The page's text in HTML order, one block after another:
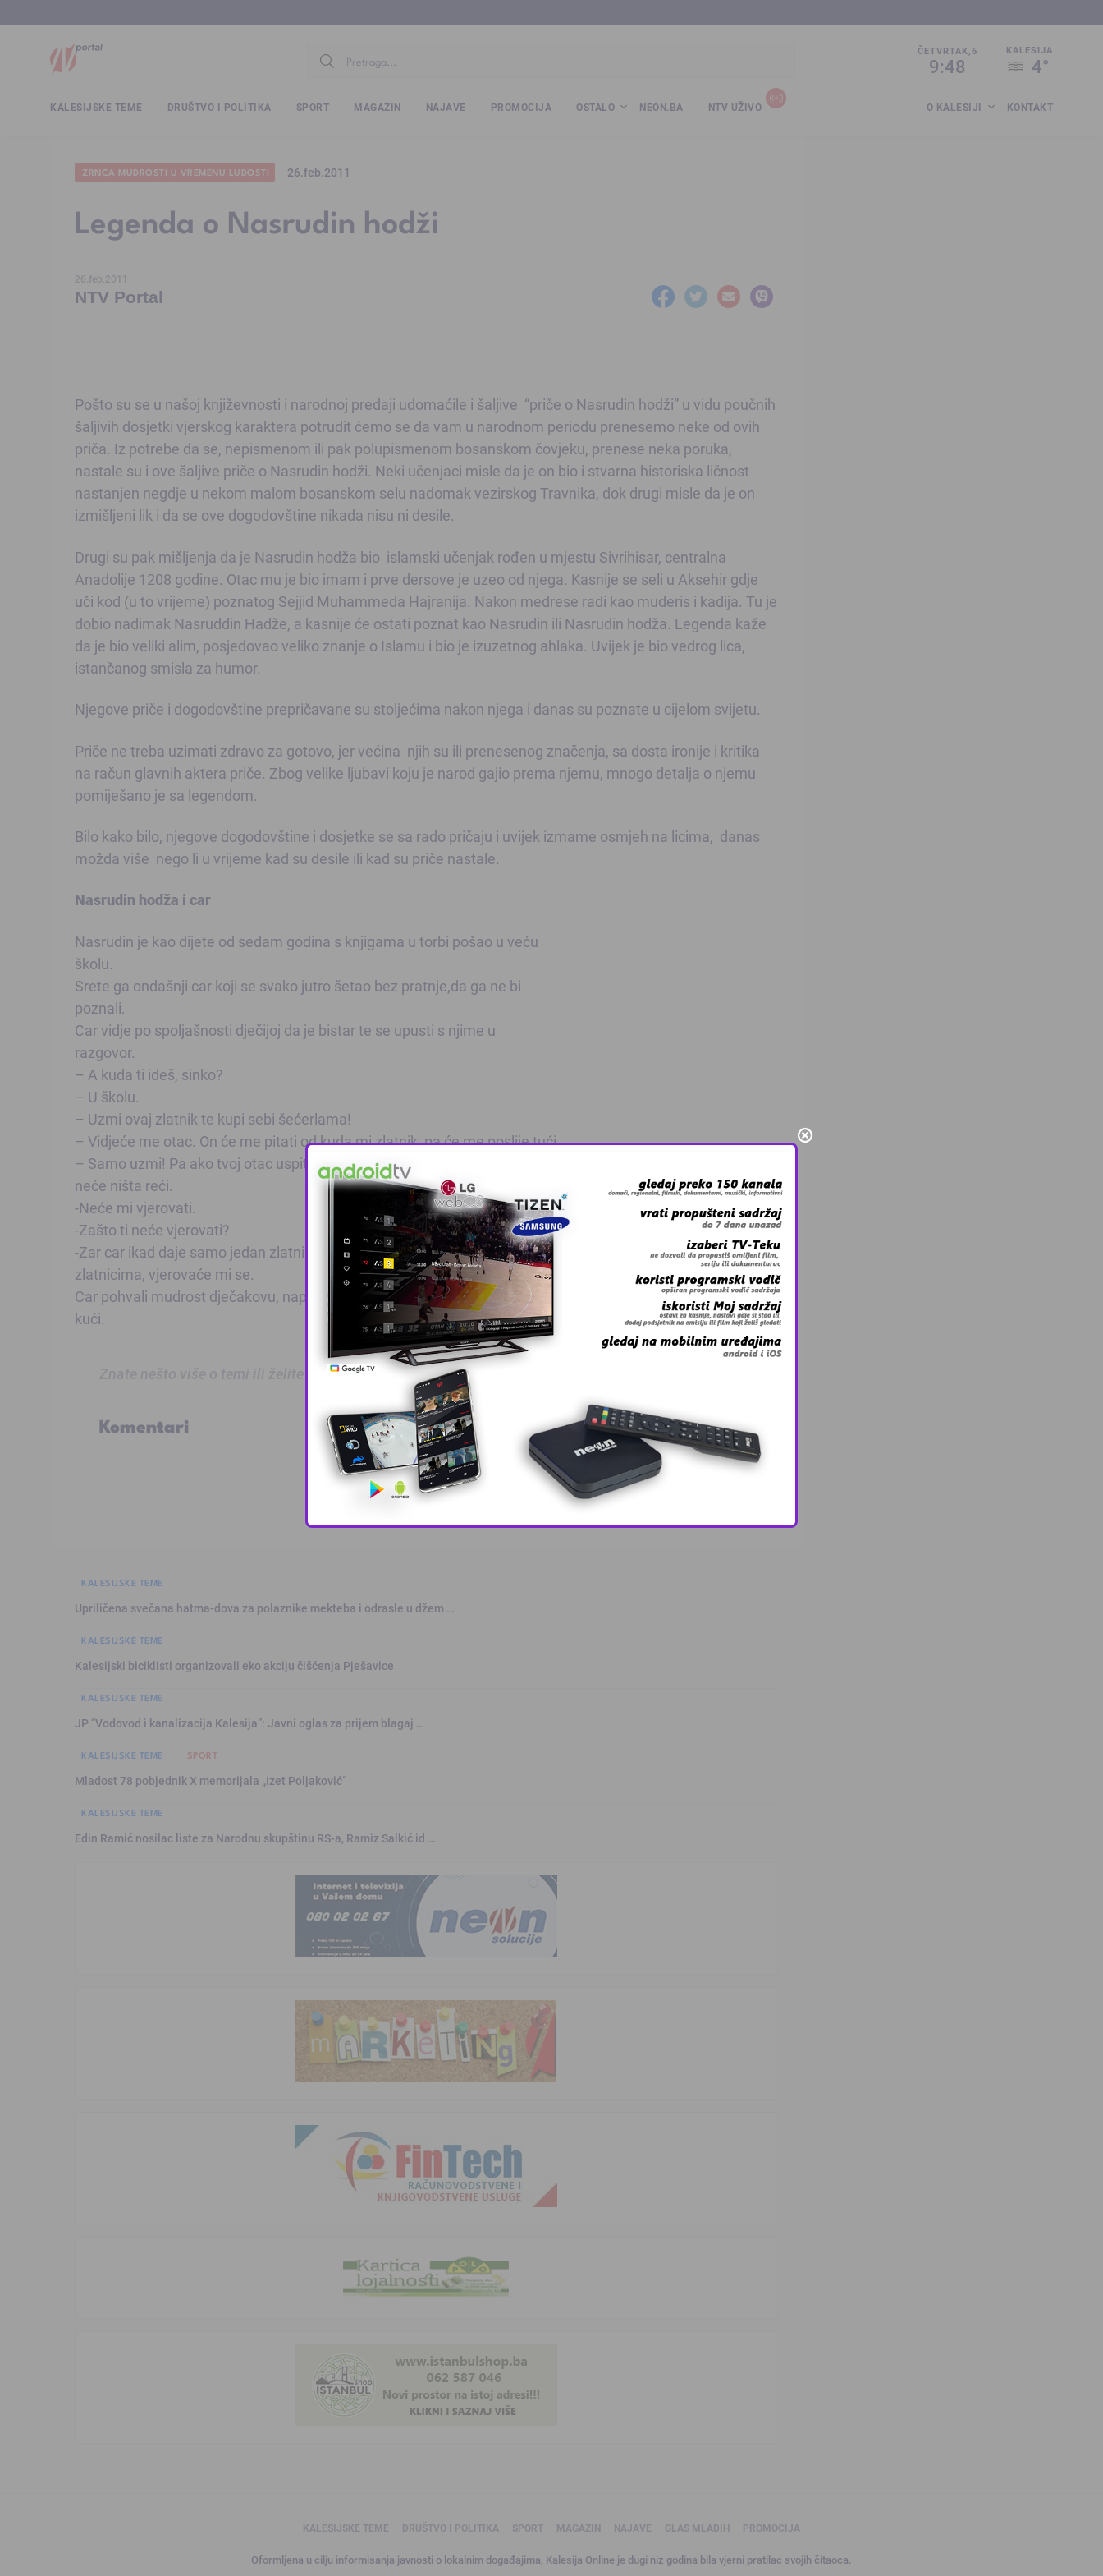
ČETVRTAK,6
9:48
KALESIJA
4°
KALESIJSKE TEME DRUŠTVO I POLITIKA SPORT MAGAZIN NAJAVE PROMOCIJA OSTALO NEON.BA NTV UŽIVO O KALESIJI KONTAKT
ZRNCA MUDROSTI U VREMENU LUDOSTI 26.feb.2011
Legenda o Nasrudin hodži
26.feb.2011
NTV Portal
Pošto su se u našoj književnosti i narodnoj predaji udomaćile i šaljive “priče o Nasrudin hodži” u vidu poučnih
šaljivih dosjetki vjerskog karaktera potrudit ćemo se da vam u narodnom periodu prenesemo neke od ovih
priča. Iz potrebe da se, nepismenom ili pak polupismenom bosanskom čovjeku, prenese neka poruka,
nastale su i ove šaljive priče o Nasrudin hodži. Neki učenjaci misle da je on bio i stvarna historiska ličnost
nastanjen negdje u nekom malom bosanskom selu nadomak vezirskog Travnika, dok drugi misle da je on
izmišljeni lik i da se ove dogodovštine nikada nisu ni desile.
Drugi su pak mišljenja da je Nasrudin hodža bio islamski učenjak rođen u mjestu Sivrihisar, centralna
Anadolije 1208 godine. Otac mu je bio imam i prve dersove je uzeo od njega. Kasnije se seli u Aksehir gdje
uči kod (u to vrijeme) poznatog Sejjid Muhammeda Hajranija. Nakon medrese radi kao muderis i kadija. Tu je
dobio nadimak Nasruddin Hadže, a kasnije će ostati poznat kao Nasrudin ili Nasrudin hodža. Legenda kaže
da je bio veliki alim, posjedovao veliko znanje o Islamu i bio je izuzetnog ahlaka. Uvijek je bio vedrog lica,
istančanog smisla za humor.
Njegove priče i dogodovštine prepričavane su stoljećima nakon njega i danas su poznate u cijelom svijetu.
Priče ne treba uzimati zdravo za gotovo, jer većina njih su ili prenesenog značenja, sa dosta ironije i kritika
na račun glavnih aktera priče. Zbog velike ljubavi koju je narod gajio prema njemu, mnogo detalja o njemu
pomiješano je sa legendom.
Bilo kako bilo, njegove dogodovštine i dosjetke se sa rado pričaju i uvijek izmame osmjeh na licima, danas
možda više nego li u vrijeme kad su desile ili kad su priče nastale.
Nasrudin hodža i car
Nasrudin je kao dijete od sedam godina s knjigama u torbi pošao u veću
školu.
Srete ga ondašnji car koji se svako jutro šetao bez pratnje,da ga ne bi
poznali.
Car vidje po spoljašnosti dječijoj da je bistar te se upusti s njime u
razgovor.
– A kuda ti ideš, sinko?
– U školu.
– Uzmi ovaj zlatnik te kupi sebi šećerlama!
– Vidjeće me otac. On će me pitati od kuda mi zlatnik, pa će me poslije tući.
– Samo uzmi! Pa ako tvoj otac uspita, a ti mu kaži: “Dao mi je car” pa ti on
neće ništa reći.
-Neće mi vjerovati.
-Zašto ti neće vjerovati?
-Zar car ikad daje samo jedan zlatnik? Ako mi napuniš torbu
zlatnicima, vjerovaće mi se.
Car pohvali mudrost dječakovu, napuni mu torbu zlatnicima i pošalje ga
kući.
Znate nešto više o temi ili želite prijaviti grešku u tekstu?
Komentari
KALESIJSKE TEME
Upriličena svečana hatma-dova za polaznike mekteba i odrasle u džem …
KALESIJSKE TEME
Kalesijski biciklisti organizovali eko akciju čišćenja Pješavice
KALESIJSKE TEME
JP “Vodovod i kanalizacija Kalesija”: Javni oglas za prijem blagaj …
KALESIJSKE TEME SPORT
Mladost 78 pobjednik X memorijala „Izet Poljaković“
KALESIJSKE TEME
Edin Ramić nosilac liste za Narodnu skupštinu RS-a, Ramiz Salkić id …
KALESIJSKE TEME DRUŠTVO I POLITIKA SPORT MAGAZIN NAJAVE GLAS MLADIH PROMOCIJA
Oformljena u cilju informisanja javnosti o lokalnim događajima, Kalesija Online je dugi niz godina bila vjerni pratilac svojih čitaoca.